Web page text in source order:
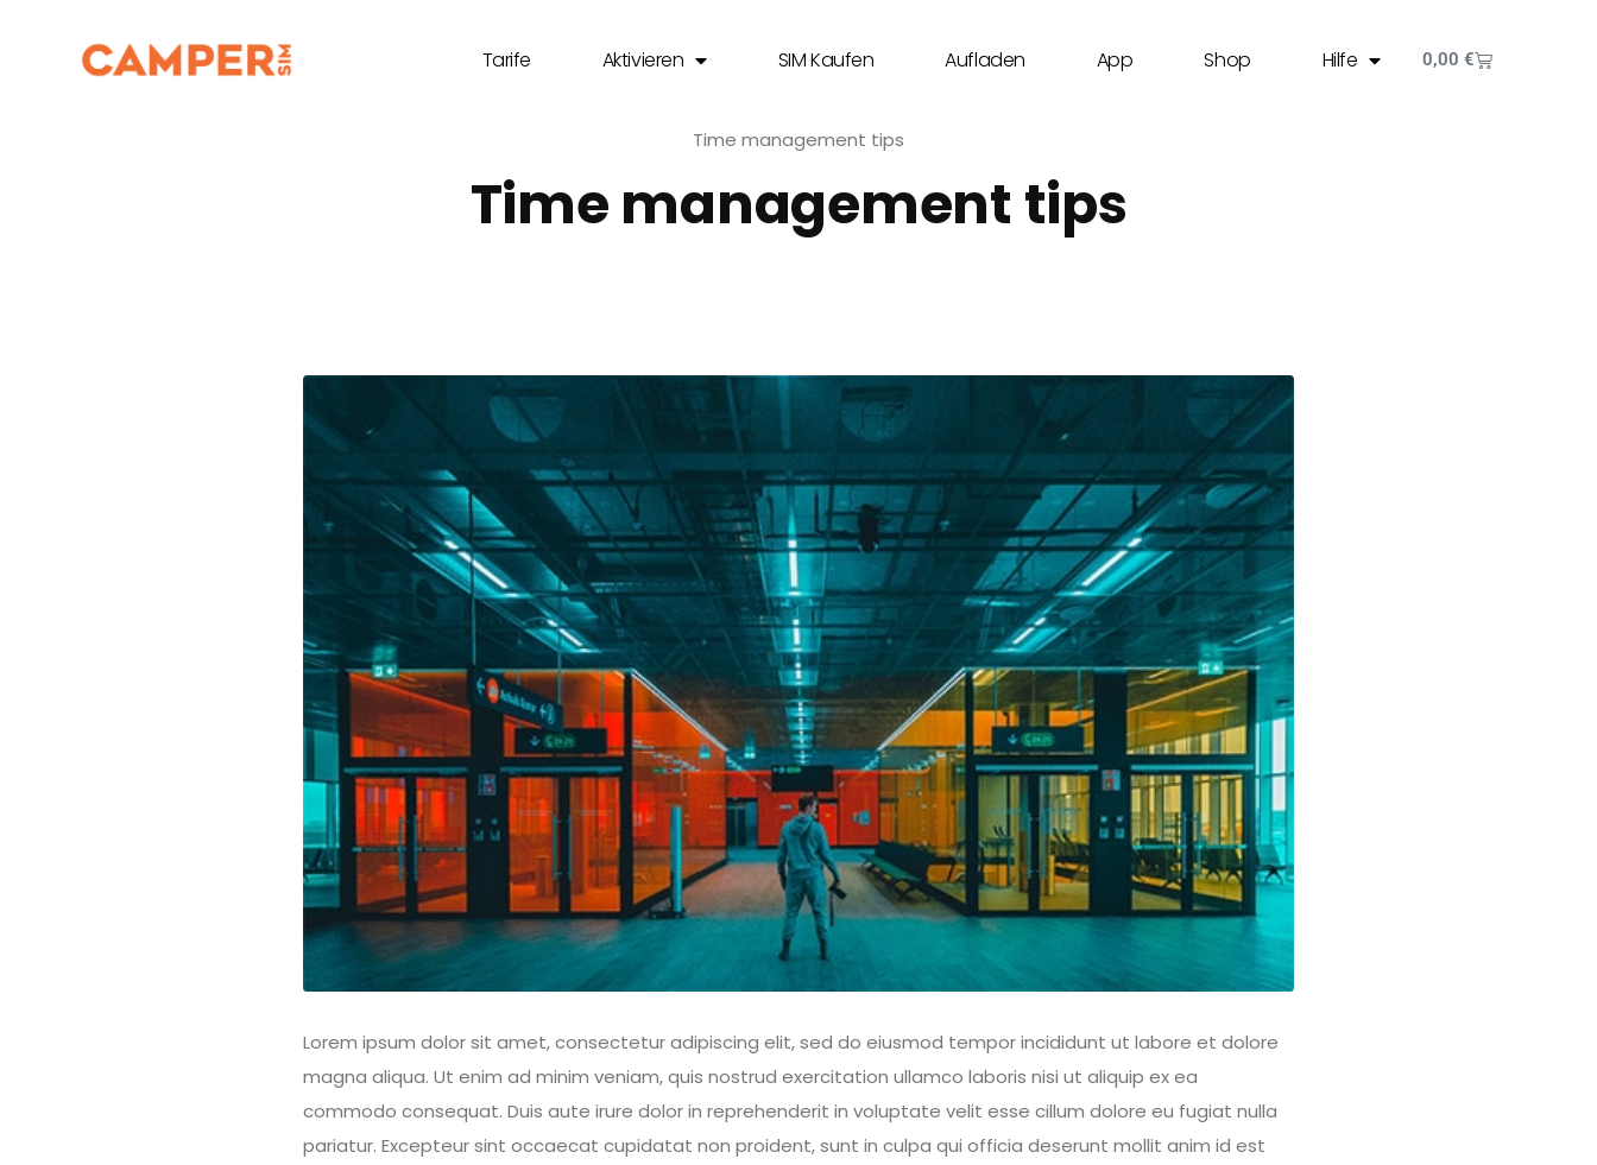
Tarife Aktivieren SIM Kaufen Aufladen App Shop Hilfe 0,00 €
Time management tips
Time management tips
Lorem ipsum dolor sit amet, consectetur adipiscing elit, sed do eiusmod tempor incididunt ut labore et dolore
magna aliqua. Ut enim ad minim veniam, quis nostrud exercitation ullamco laboris nisi ut aliquip ex ea
commodo consequat. Duis aute irure dolor in reprehenderit in voluptate velit esse cillum dolore eu fugiat nulla
pariatur. Excepteur sint occaecat cupidatat non proident, sunt in culpa qui officia deserunt mollit anim id est